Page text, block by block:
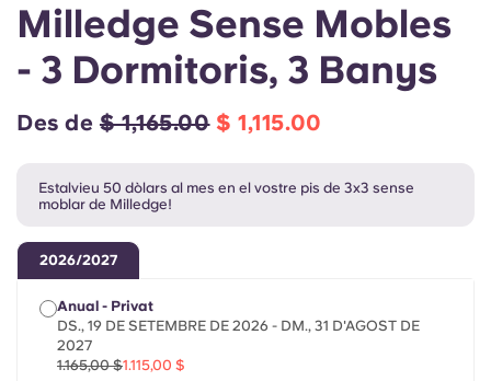
Chinese
Español
French
Inicia la sessió
Milledge Sense Mobles
- 3 Dormitoris, 3 Banys
Des de $ 1,165.00 $ 1,115.00
Estalvieu 50 dòlars al mes en el vostre pis de 3x3 sense
moblar de Milledge!
2026/2027
Anual - Privat
DS., 19 DE SETEMBRE DE 2026 - DM., 31 D'AGOST DE
2027
1.165,00 $1.115,00 $